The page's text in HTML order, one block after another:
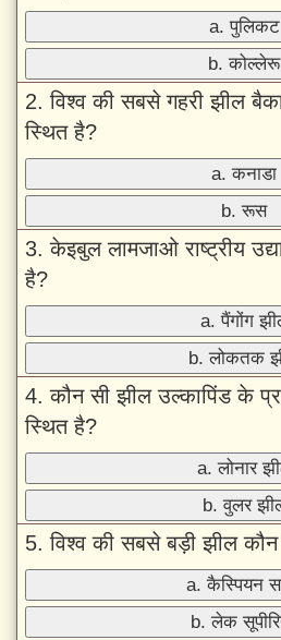
a. पुलिकट
b. कोल्लेरू
2. विश्व की सबसे गहरी झील
स्थित है?
a. कनाडा
b. रूस
3. केइबुल लामजाओ राष्ट्रीय
है?
a. पैंगोंग
b. लोकतक
4. कौन सी झील उल्कापिंड के
स्थित है?
a. लोनार
b. वुलर
5. विश्व की सबसे बड़ी झील
a. कैस्पियन
b. लेक